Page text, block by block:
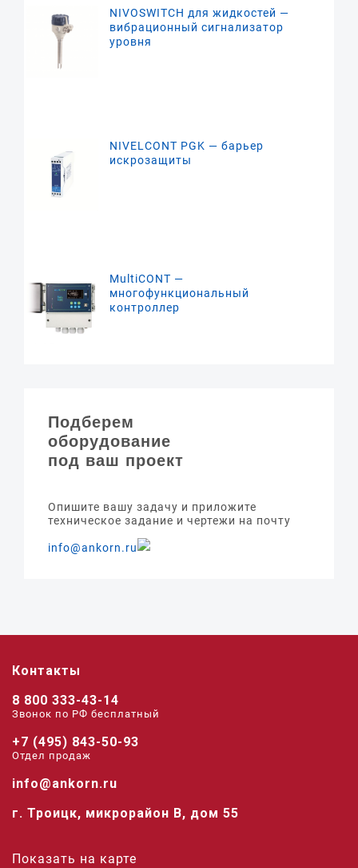
NIVOSWITCH для жидкостей —
вибрационный сигнализатор
уровня
NIVELCONT PGK — барьер
искрозащиты
MultiCONT —
многофункциональный
контроллер
Подберем
оборудование
под ваш проект
Опишите вашу задачу и приложите
техническое задание и чертежи на почту
info@ankorn.ru
Контакты
8 800 333-43-14
Звонок по РФ беcплатный
+7 (495) 843-50-93
Отдел продаж
info@ankorn.ru
г. Троицк, микрорайон В, дом 55
Показать на карте